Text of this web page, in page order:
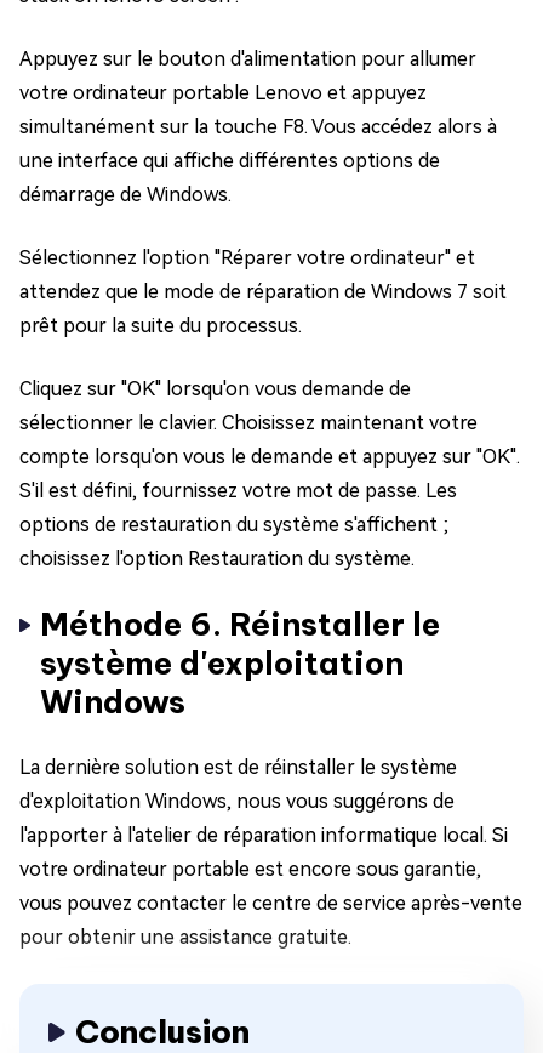
Appuyez sur le bouton d'alimentation pour allumer
votre ordinateur portable Lenovo et appuyez
simultanément sur la touche F8. Vous accédez alors à
une interface qui affiche différentes options de
démarrage de Windows.
Sélectionnez l'option "Réparer votre ordinateur" et
attendez que le mode de réparation de Windows 7 soit
prêt pour la suite du processus.
Cliquez sur "OK" lorsqu'on vous demande de
sélectionner le clavier. Choisissez maintenant votre
compte lorsqu'on vous le demande et appuyez sur "OK".
S'il est défini, fournissez votre mot de passe. Les
options de restauration du système s'affichent ;
choisissez l'option Restauration du système.
Méthode 6. Réinstaller le
système d'exploitation
Windows
La dernière solution est de réinstaller le système
d'exploitation Windows, nous vous suggérons de
l'apporter à l'atelier de réparation informatique local. Si
votre ordinateur portable est encore sous garantie,
vous pouvez contacter le centre de service après-vente
pour obtenir une assistance gratuite.
Conclusion